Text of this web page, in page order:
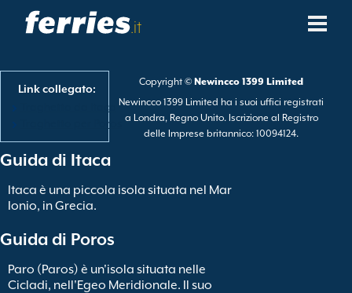
.it
Destinazioni Traghetti
Rotte Traghetti
Porti Traghetti
Link collegato:
Traghetto da Itaca
Traghetto per Poros
Guida di Itaca
Itaca è una piccola isola situata nel Mar
Ionio, in Grecia.
Guida di Poros
Paro (Paros) è un'isola situata nelle
Cicladi, nell'Egeo Meridionale. Il suo
Copyright © Newincco 1399 Limited
Newincco 1399 Limited ha i suoi uffici registrati
a Londra, Regno Unito. Iscrizione al Registro
delle Imprese britannico: 10094124.